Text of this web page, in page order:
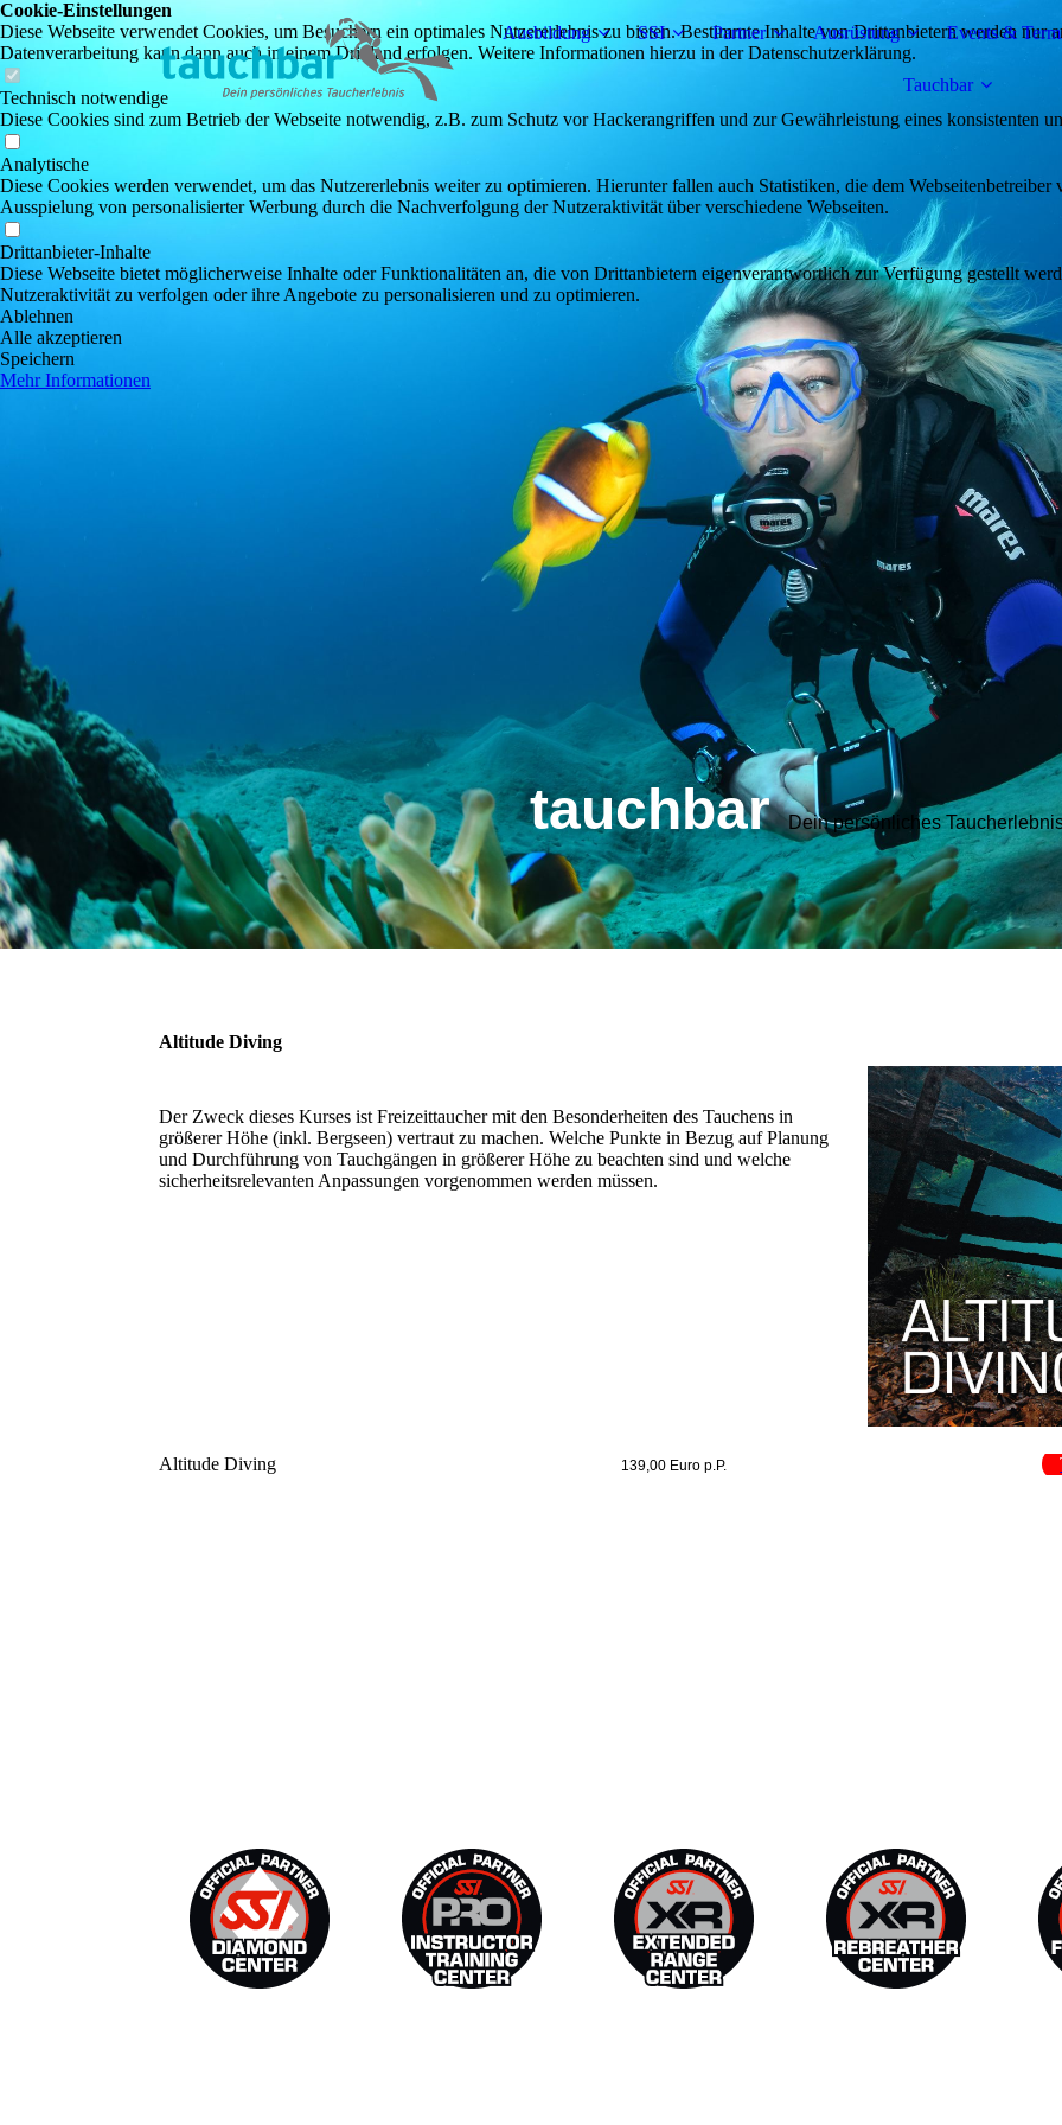
Ausbildung SSI Partner Ausrüstung Events &
Tauchbar
tauchbar Dein persönliches
Altitude Diving
Der Zweck dieses Kurses ist Freizeittaucher mit den Besonderheiten des Tauchens in
größerer Höhe (inkl. Bergseen) vertraut zu machen. Welche Punkte in Bezug auf Planung
und Durchführung von Tauchgängen in größerer Höhe zu beachten sind und welche
sicherheitsrelevanten Anpassungen vorgenommen werden müssen.
Altitude Diving 139,00 Euro p.P.
Cookie-Einstellungen
Diese Webseite verwendet Cookies, um Besuchern ein optimales Nutzererlebnis zu bieten. Bestimmte Inhalte von Drittanbietern werden nur
Datenverarbeitung kann dann auch in einem Drittland erfolgen. Weitere Informationen hierzu in der Datenschutzerklärung.
Technisch notwendige
Diese Cookies sind zum Betrieb der Webseite notwendig, z.B. zum Schutz vor Hackerangriffen und zur Gewährleistung eines konsistenten
Analytische
Diese Cookies werden verwendet, um das Nutzererlebnis weiter zu optimieren. Hierunter fallen auch Statistiken, die dem
Ausspielung von personalisierter Werbung durch die Nachverfolgung der Nutzeraktivität über verschiedene Webseiten.
Drittanbieter-Inhalte
Diese Webseite bietet möglicherweise Inhalte oder Funktionalitäten an, die von Drittanbietern eigenverantwortlich zur Verfügung gestellt
Nutzeraktivität zu verfolgen oder ihre Angebote zu personalisieren und zu optimieren.
Ablehnen
Alle akzeptieren
Speichern
Mehr Informationen